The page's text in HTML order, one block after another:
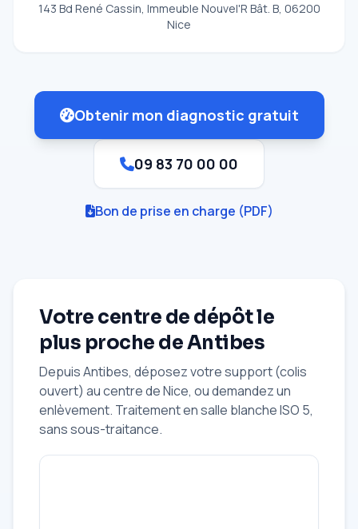
143 Bd René Cassin, Immeuble Nouvel'R Bât. B, 06200
Nice
Obtenir mon diagnostic gratuit
09 83 70 00 00
Bon de prise en charge (PDF)
Votre centre de dépôt le
plus proche de Antibes
Depuis Antibes, déposez votre support (colis
ouvert) au centre de Nice, ou demandez un
enlèvement. Traitement en salle blanche ISO 5,
sans sous-traitance.